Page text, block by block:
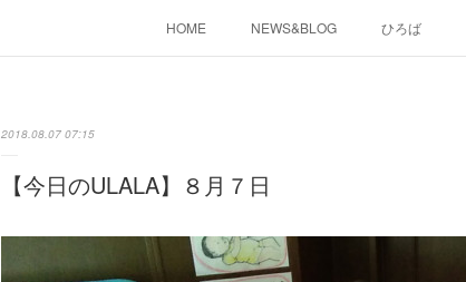
HOME NEWS&BLOG ひろば
2018.08.07 07:15
【今日のULALA】８月７日